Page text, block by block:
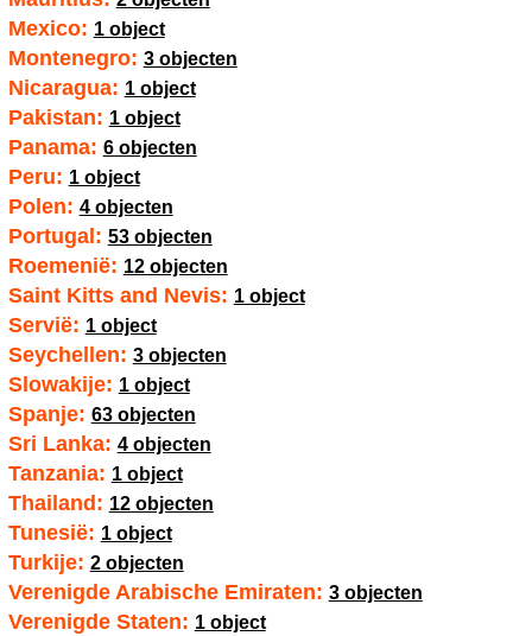
Mexico: 1 object
Montenegro: 3 objecten
Nicaragua: 1 object
Pakistan: 1 object
Panama: 6 objecten
Peru: 1 object
Polen: 4 objecten
Portugal: 53 objecten
Roemenië: 12 objecten
Saint Kitts and Nevis: 1 object
Servië: 1 object
Seychellen: 3 objecten
Slowakije: 1 object
Spanje: 63 objecten
Sri Lanka: 4 objecten
Tanzania: 1 object
Thailand: 12 objecten
Tunesië: 1 object
Turkije: 2 objecten
Verenigde Arabische Emiraten: 3 objecten
Verenigde Staten: 1 object